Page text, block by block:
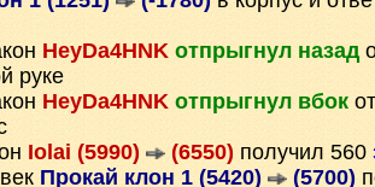
HeyDa4HNK отпрыгнул назад
руке
HeyDa4HNK отпрыгнул вбок
Iolai (5990) (6550) получил 560
Прокай клон 1 (5420) (5700)